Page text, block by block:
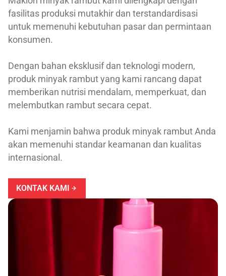
fasilitas produksi mutakhir dan terstandardisasi
untuk memenuhi kebutuhan pasar dan permintaan
konsumen.
Dengan bahan eksklusif dan teknologi modern,
produk minyak rambut yang kami rancang dapat
memberikan nutrisi mendalam, memperkuat, dan
melembutkan rambut secara cepat.
Kami menjamin bahwa produk minyak rambut Anda
akan memenuhi standar keamanan dan kualitas
internasional.
KONTAK KAMI